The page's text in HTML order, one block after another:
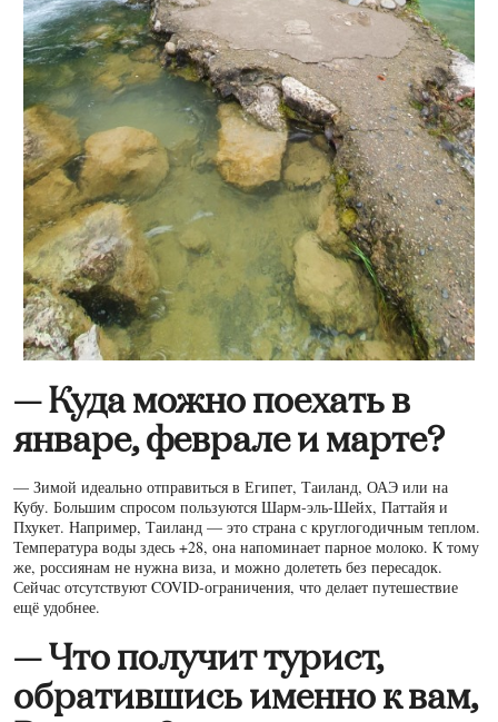
— Куда можно поехать в
январе, феврале и марте?
— Зимой идеально отправиться в Египет, Таиланд, ОАЭ или на
Кубу. Большим спросом пользуются Шарм-эль-Шейх, Паттайя и
Пхукет. Например, Таиланд — это страна с круглогодичным теплом.
Температура воды здесь +28, она напоминает парное молоко. К тому
же, россиянам не нужна виза, и можно долететь без пересадок.
Сейчас отсутствуют COVID-ограничения, что делает путешествие
ещё удобнее.
— Что получит турист,
обратившись именно к вам,